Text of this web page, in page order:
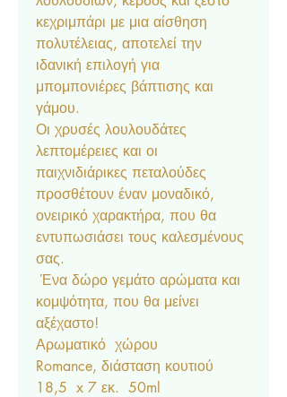
κεχριμπάρι με μια αίσθηση
πολυτέλειας, αποτελεί την
ιδανική επιλογή για
μπομπονιέρες βάπτισης και
γάμου.
Οι χρυσές λουλουδάτες
λεπτομέρειες και οι
παιχνιδιάρικες πεταλούδες
προσθέτουν έναν μοναδικό,
ονειρικό χαρακτήρα, που θα
εντυπωσιάσει τους καλεσμένους
σας.
Ένα δώρο γεμάτο αρώματα και
κομψότητα, που θα μείνει
αξέχαστο!
Αρωματικό χώρου
Romance, διάσταση κουτιού
18,5 x 7 εκ. 50ml